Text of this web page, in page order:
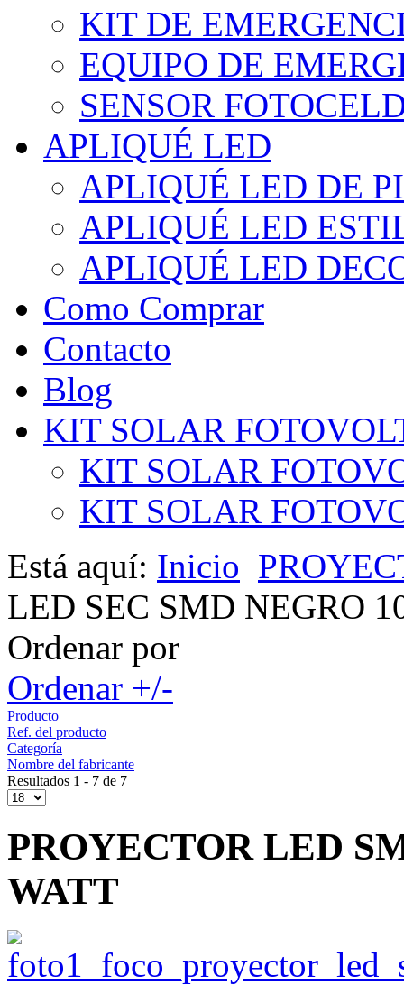
KIT DE
EQUIPO DE
SENSOR
APLIQUÉ LED
APLIQUÉ LED DE
APLIQUÉ LED
APLIQUÉ LED
Como Comprar
Contacto
Blog
KIT SOLAR
KIT SOLAR
KIT SOLAR
Está aquí: Inicio
LED SEC SMD NEGRO
Ordenar por
Ordenar +/-
Producto
Ref. del producto
Categoría
Nombre del fabricante
Resultados 1 - 7 de 7
PROYECTOR LED
WATT